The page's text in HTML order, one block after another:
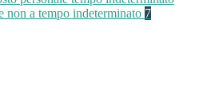
non a tempo indeterminato 7